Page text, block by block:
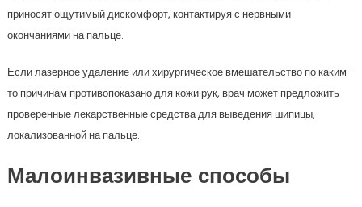
приносят ощутимый дискомфорт, контактируя с нервными
окончаниями на пальце.
Если лазерное удаление или хирургическое вмешательство по каким-
то причинам противопоказано для кожи рук, врач может предложить
проверенные лекарственные средства для выведения шипицы,
локализованной на пальце.
Малоинвазивные способы